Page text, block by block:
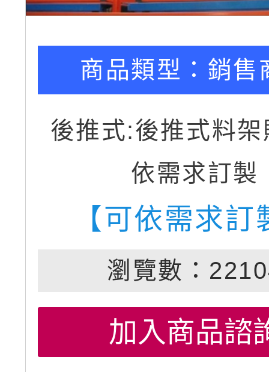
商品類型： 銷售
後推式:後推式料
依需求訂製
【可依需求訂
瀏覽數：
加入商品諮